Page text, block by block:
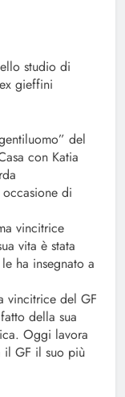
studio di
gieffini
del
con Katia
occasione di
vincitrice
vita è stata
ha insegnato a
vincitrice del GF
della sua
Oggi lavora
il GF il suo più